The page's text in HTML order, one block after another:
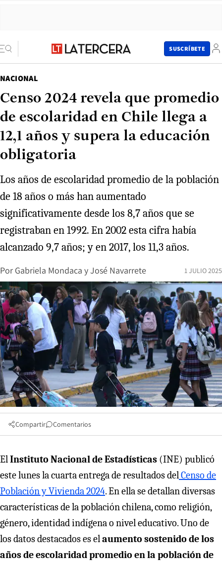
SUSCRÍBETE
NACIONAL
Censo 2024 revela que promedio
de escolaridad en Chile llega a
12,1 años y supera la educación
obligatoria
Los años de escolaridad promedio de la población
de 18 años o más han aumentado
significativamente desde los 8,7 años que se
registraban en 1992. En 2002 esta cifra había
alcanzado 9,7 años; y en 2017, los 11,3 años.
Por Gabriela Mondaca yJosé Navarrete 1 JULIO 2025
Compartir Comentarios
ElInstituto Nacional de Estadísticas (INE) publicó
este lunes la cuarta entrega de resultados delCenso de
Población y Vivienda 2024. En ella se detallan diversas
características de la población chilena, como religión,
género, identidad indígena o nivel educativo. Uno de
los datos destacados es elaumento sostenido de los
años de escolaridad promedio en la población de